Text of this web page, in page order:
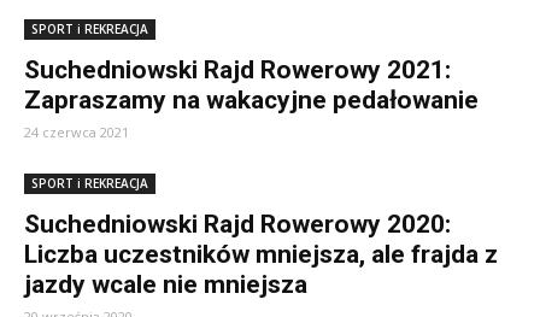
SPORT i REKREACJA
Suchedniowski Rajd Rowerowy 2021:
Zapraszamy na wakacyjne pedałowanie
24 czerwca 2021
SPORT i REKREACJA
Suchedniowski Rajd Rowerowy 2020:
Liczba uczestników mniejsza, ale frajda z
jazdy wcale nie mniejsza